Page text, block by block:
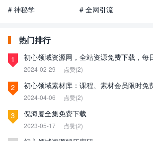
# 神秘学
# 全网引流
热门排行
1 初心领域资源网，全站资源免费下载，每
2024-02-29 点赞(2)
2 初心领域素材库：课程、素材会员限时免
2024-04-06 点赞(2)
3 倪海厦全集免费下载
2023-05-17 点赞(2)